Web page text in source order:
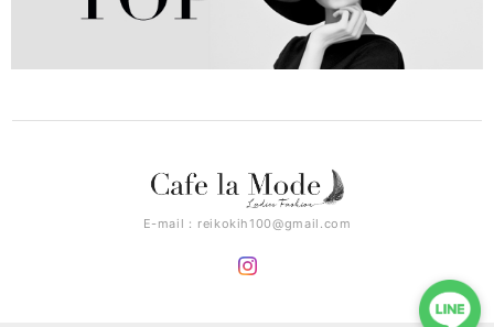
E-mail： reikokih100@gmail.com